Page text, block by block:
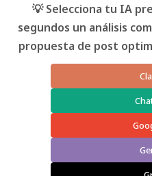
💡 Selecciona tu IA
segundos un análisis
propuesta de post